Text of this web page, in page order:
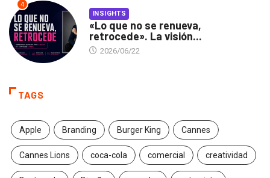
4
INSIGHTS
«Lo que no se renueva,
retrocede». La visión...
2026/06/22
TAGS
Apple Branding Burger King Cannes
Cannes Lions coca-cola comercial creatividad